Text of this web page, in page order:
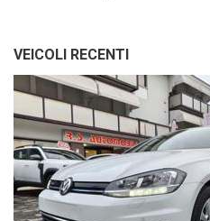
VEICOLI RECENTI